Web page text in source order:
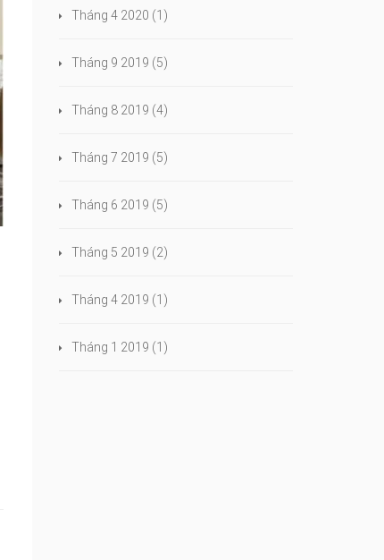
Tháng 4 2020 (1)
Tháng 9 2019 (5)
Tháng 8 2019 (4)
Tháng 7 2019 (5)
Tháng 6 2019 (5)
Tháng 5 2019 (2)
Tháng 4 2019 (1)
Tháng 1 2019 (1)